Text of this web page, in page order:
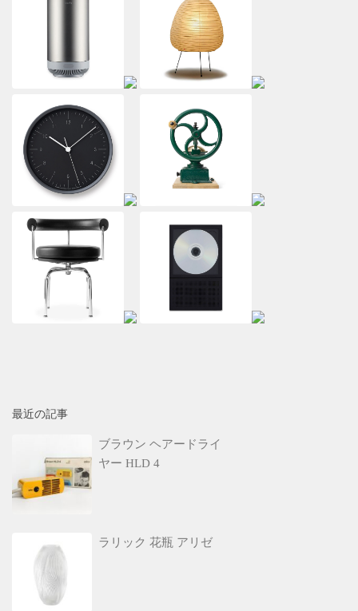
最近の記事
ブラウン ヘアードライ
ヤー HLD 4
ラリック 花瓶 アリゼ